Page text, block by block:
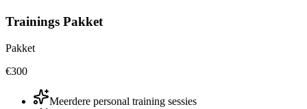
Trainings Pakket
Pakket
€300
Meerdere personal training sessies